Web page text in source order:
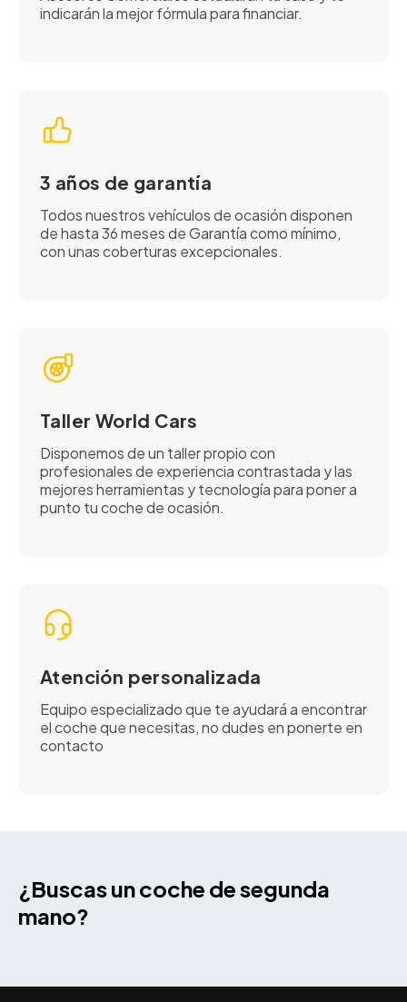
indicarán la mejor fórmula para financiar.
3 años de garantía
Todos nuestros vehículos de ocasión disponen
de hasta 36 meses de Garantía como mínimo,
con unas coberturas excepcionales.
Taller World Cars
Disponemos de un taller propio con
profesionales de experiencia contrastada y las
mejores herramientas y tecnología para poner a
punto tu coche de ocasión.
Atención personalizada
Equipo especializado que te ayudará a encontrar
el coche que necesitas, no dudes en ponerte en
contacto
¿Buscas un coche de segunda
mano?